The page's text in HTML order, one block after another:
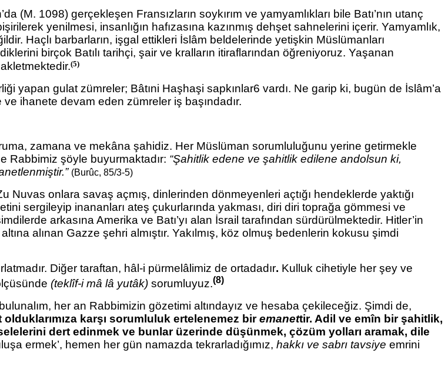
(M. 1098) gerçekleşen Fransızların soykırım ve yamyamlıkları bile Batı’nın utanç
yenilmesi, insanlığın hafızasına kazınmış dehşet sahnelerini içerir. Yamyamlık,
Haçlı barbarların, işgal ettikleri İslâm beldelerinde yetişkin Müslümanları
birçok Batılı tarihçi, şair ve kralların itiraflarından öğreniyoruz. Yaşanan
(5)
yapan gulat zümreler; Bâtıni Haşhaşi sapkınlar6 vardı. Ne garip ki, bugün de İslâm’a
ihanete devam eden zümreler iş başındadır.
zamana ve mekâna şahidiz. Her Müslüman sorumluluğunu yerine getirmekle
Rabbimiz şöyle buyurmaktadır: “Şahitlik edene ve şahitlik edilene andolsun ki,
(Burûc, 85/3-5)
Nuvas onlara savaş açmış, dinlerinden dönmeyenleri açtığı hendeklerde yaktığı
sergileyip inananları ateş çukurlarında yakması, diri diri toprağa gömmesi ve
arkasına Amerika ve Batı’yı alan İsrail tarafından sürdürülmektedir. Hitler’in
alınan Gazze şehri almıştır. Yakılmış, köz olmuş bedenlerin kokusu şimdi
Diğer taraftan, hâl-i pürmelâlimiz de ortadadır. Kulluk cihetiyle her şey ve
(teklîf-i mâ lâ yutâk) sorumluyuz.(8)
her an Rabbimizin gözetimi altındayız ve hesaba çekileceğiz. Şimdi de,
olduklarımıza karşı sorumluluk ertelenemez biremanettir. Adil ve emîn bir şahitlik,
dert edinmek ve bunlar üzerinde düşünmek, çözüm yolları aramak, dile
ermek’, hemen her gün namazda tekrarladığımız, hakkı ve sabrı tavsiye emrini